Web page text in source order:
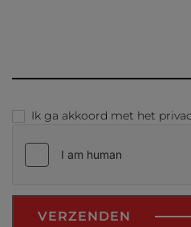
Ik ga akkoord met het
VERZENDEN